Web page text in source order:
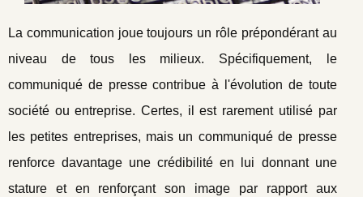
La communication joue toujours un rôle prépondérant au
niveau de tous les milieux. Spécifiquement, le
communiqué de presse contribue à l'évolution de toute
société ou entreprise. Certes, il est rarement utilisé par
les petites entreprises, mais un communiqué de presse
renforce davantage une crédibilité en lui donnant une
stature et en renforçant son image par rapport aux